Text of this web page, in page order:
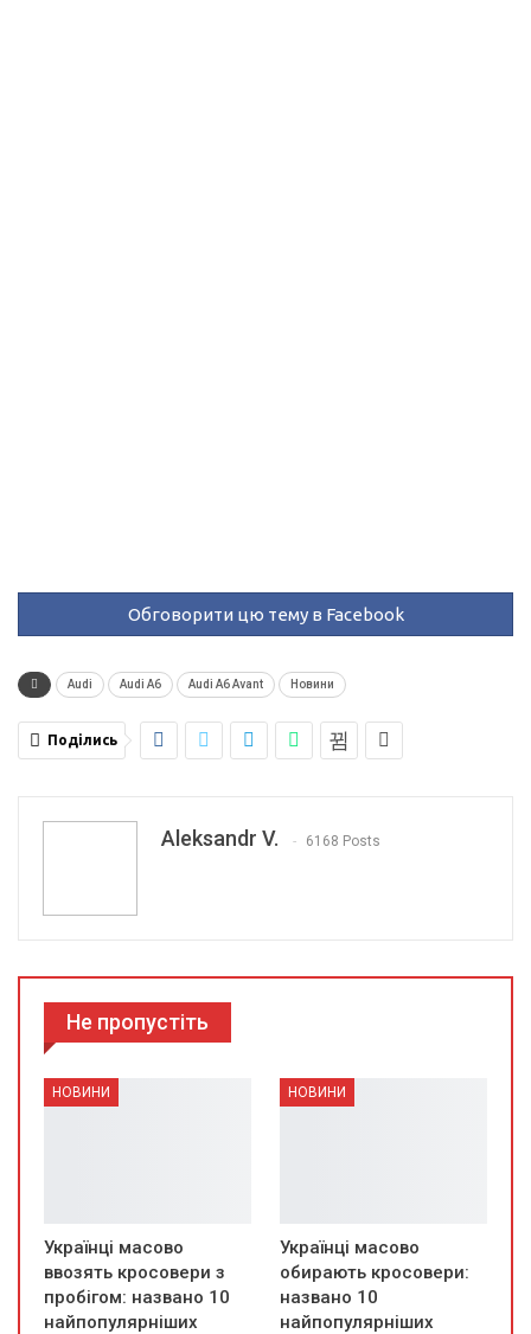
Обговорити цю тему в Facebook
Audi Audi A6 Audi A6 Avant Новини
Поділись
Aleksandr V. 6168 Posts
Не пропустіть
НОВИНИ
Українці масово
ввозять кросовери з
пробігом: названо 10
найпопулярніших
НОВИНИ
Українці масово
обирають кросовери:
названо 10
найпопулярніших